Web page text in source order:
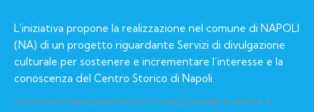
L’iniziativa propone la realizzazione nel comune di NAPOLI
(NA) di un progetto riguardante Servizi di divulgazione
culturale per sostenere e incrementare l’interesse e la
conoscenza del Centro Storico di Napoli.
SOSTEGNO FINANZIARIO RICEVUTO DALL’UNIONE EUROPEA: €